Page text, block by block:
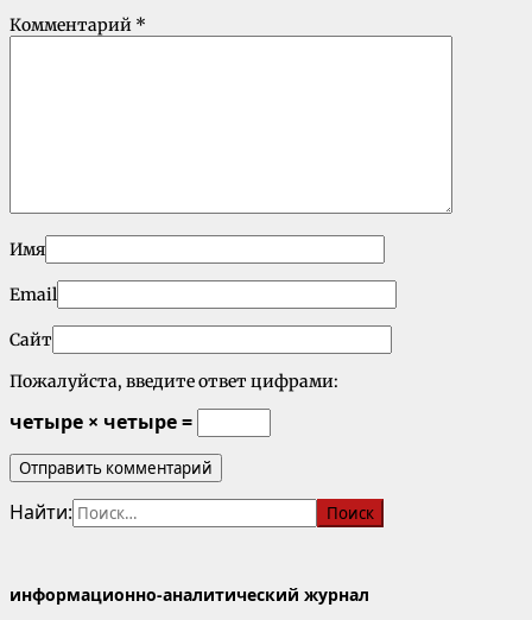
Комментарий *
Имя
Email
Сайт
Пожалуйста, введите ответ цифрами:
четыре × четыре =
Найти:
информационно-аналитический журнал